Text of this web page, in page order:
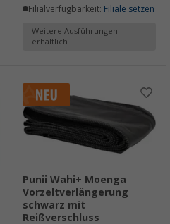
Filialverfügbarkeit: Filiale setzen
Weitere Ausführungen
erhältlich
Punii Wahi+ Moenga
Vorzeltverlängerung
schwarz mit
Reißverschluss